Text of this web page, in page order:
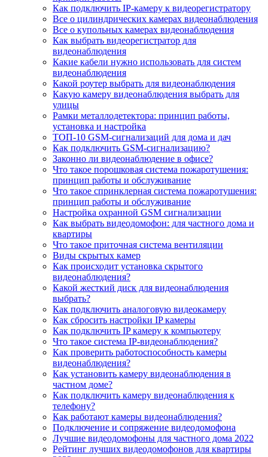
Как подключить IP-камеру к видеорегистратору
Все о цилиндрических камерах видеонаблюдения
Все о купольных камерах видеонаблюдения
Как выбрать видеорегистратор для
видеонаблюдения
Какие кабели нужно использовать для систем
видеонаблюдения
Какой роутер выбрать для видеонаблюдения
Какую камеру видеонаблюдения выбрать для
улицы
Рамки металлодетектора: принцип работы,
установка и настройка
ТОП-10 GSM-сигнализаций для дома и дач
Как подключить GSM-сигнализацию?
Законно ли видеонаблюдение в офисе?
Что такое порошковая система пожаротушения:
принцип работы и обслуживание
Что такое спринклерная система пожаротушения:
принцип работы и обслуживание
Настройка охранной GSM сигнализации
Как выбрать видеодомофон: для частного дома и
квартиры
Что такое приточная система вентиляции
Виды скрытых камер
Как происходит установка скрытого
видеонаблюдения?
Какой жесткий диск для видеонаблюдения
выбрать?
Как подключить аналоговую видеокамеру
Как сбросить настройки IP камеры
Как подключить IP камеру к компьютеру
Что такое система IP-видеонаблюдения?
Как проверить работоспособность камеры
видеонаблюдения?
Как установить камеру видеонаблюдения в
частном доме?
Как подключить камеру видеонаблюдения к
телефону?
Как работают камеры видеонаблюдения?
Подключение и сопряжение видеодомофона
Лучшие видеодомофоны для частного дома 2022
Рейтинг лучших видеодомофонов для квартиры